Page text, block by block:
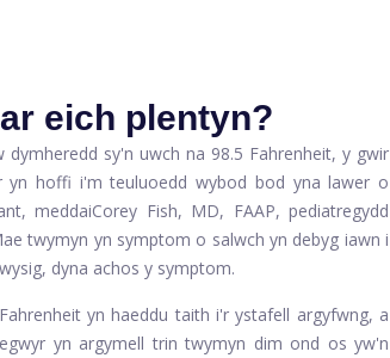
eich plentyn?
sy'n uwch na 98.5 Fahrenheit, y gwir
yn hoffi i'm teuluoedd wybod bod yna lawer o
meddaiCorey Fish, MD, FAAP, pediatregydd
twymyn yn symptom o salwch yn debyg iawn i
dyna achos y symptom.
yn haeddu taith i'r ystafell argyfwng, a
yn argymell trin twymyn dim ond os yw'n